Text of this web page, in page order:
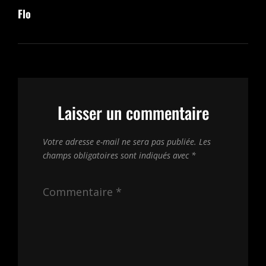
de
Post
Flo
Laisser un commentaire
Votre adresse e-mail ne sera pas publiée. Les
champs obligatoires sont indiqués avec *
Commentaire *